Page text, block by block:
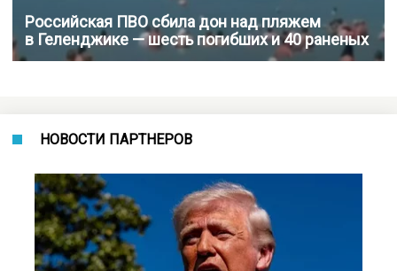
Российская ПВО сбила дон над пляжем
в Геленджике — шесть погибших и 40 раненых
НОВОСТИ ПАРТНЕРОВ